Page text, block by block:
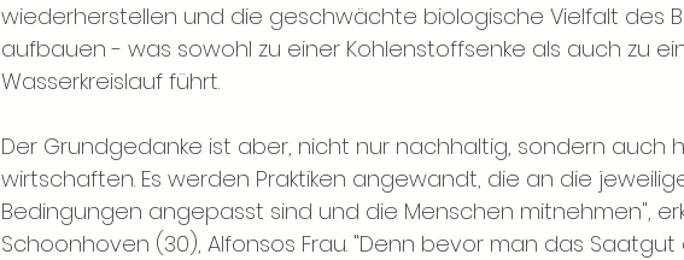
wiederherstellen und die geschwächte biologische Vielfalt des
aufbauen - was sowohl zu einer Kohlenstoffsenke als auch zu
Wasserkreislauf führt.
Der Grundgedanke ist aber, nicht nur nachhaltig, sondern auch
wirtschaften. Es werden Praktiken angewandt, die an die
Bedingungen angepasst sind und die Menschen mitnehmen",
Schoonhoven (30), Alfonsos Frau. "Denn bevor man das